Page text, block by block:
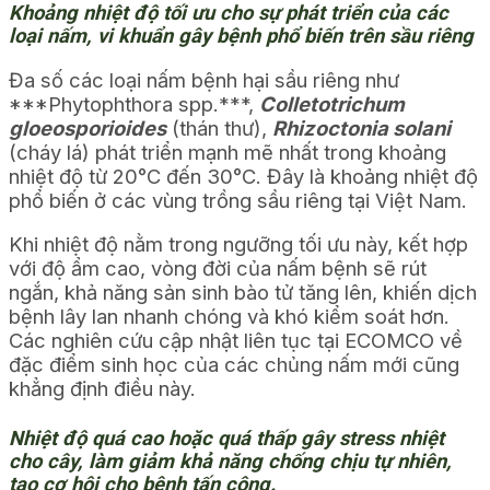
Khoảng nhiệt độ tối ưu cho sự phát triển của các
loại nấm, vi khuẩn gây bệnh phổ biến trên sầu riêng
Đa số các loại nấm bệnh hại sầu riêng như
***Phytophthora spp.***, Colletotrichum
gloeosporioides(thán thư), Rhizoctonia solani
(cháy lá) phát triển mạnh mẽ nhất trong khoảng
nhiệt độ từ 20°C đến 30°C. Đây là khoảng nhiệt độ
phổ biến ở các vùng trồng sầu riêng tại Việt Nam.
Khi nhiệt độ nằm trong ngưỡng tối ưu này, kết hợp
với độ ẩm cao, vòng đời của nấm bệnh sẽ rút
ngắn, khả năng sản sinh bào tử tăng lên, khiến dịch
bệnh lây lan nhanh chóng và khó kiểm soát hơn.
Các nghiên cứu cập nhật liên tục tại ECOMCO về
đặc điểm sinh học của các chủng nấm mới cũng
khẳng định điều này.
Nhiệt độ quá cao hoặc quá thấp gây stress nhiệt
cho cây, làm giảm khả năng chống chịu tự nhiên,
tạo cơ hội cho bệnh tấn công.